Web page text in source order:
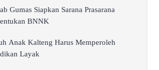
Gumas Siapkan Sarana Prasarana
BNNK
Anak Kalteng Harus Memperoleh
Layak